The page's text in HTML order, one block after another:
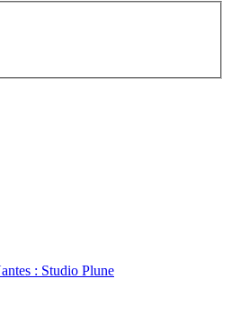
: Studio Plune